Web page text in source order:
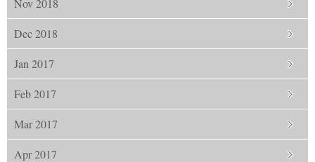
Nov 2018
Dec 2018
Jan 2017
Feb 2017
Mar 2017
Apr 2017